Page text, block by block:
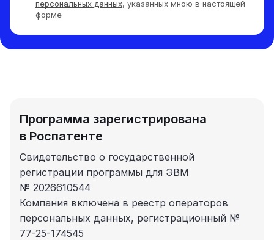
персональных данных, указанных мною в настоящей
форме
Программа зарегистрирована
в Роспатенте
Свидетельство о государственной
регистрации программы для ЭВМ
№ 2026610544
Компания включена в реестр операторов
персональных данных, регистрационный №
77-25-174545